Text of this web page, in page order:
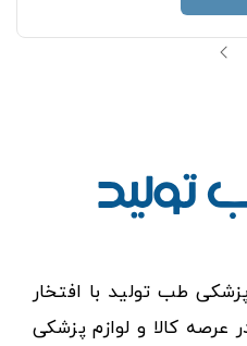
طب تولید با افتخار
در عرصه کالا و لوازم پزشکی